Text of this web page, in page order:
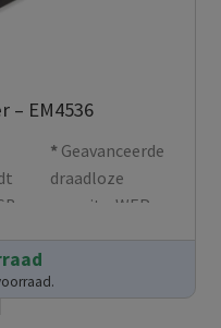
– EM4536
Geavanceerde
draadloze
security: WEP,
PSK (TKIP/AES)